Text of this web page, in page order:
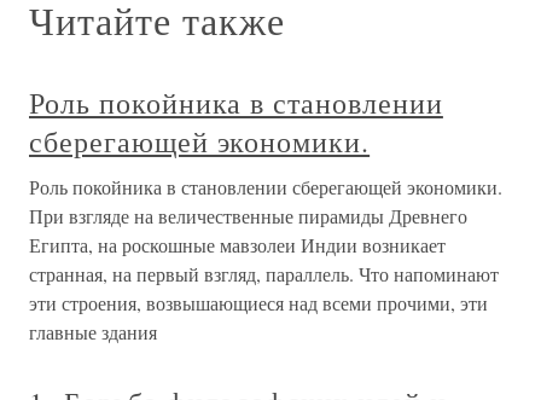
Читайте также
Роль покойника в становлении
сберегающей экономики.
Роль покойника в становлении сберегающей экономики.
При взгляде на величественные пирамиды Древнего
Египта, на роскошные мавзолеи Индии возникает
странная, на первый взгляд, параллель. Что напоминают
эти строения, возвышающиеся над всеми прочими, эти
главные здания